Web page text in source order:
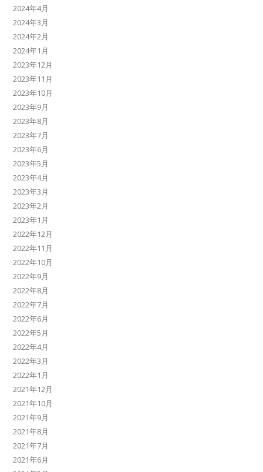
2024年4月
2024年3月
2024年2月
2024年1月
2023年12月
2023年11月
2023年10月
2023年9月
2023年8月
2023年7月
2023年6月
2023年5月
2023年4月
2023年3月
2023年2月
2023年1月
2022年12月
2022年11月
2022年10月
2022年9月
2022年8月
2022年7月
2022年6月
2022年5月
2022年4月
2022年3月
2022年1月
2021年12月
2021年10月
2021年9月
2021年8月
2021年7月
2021年6月